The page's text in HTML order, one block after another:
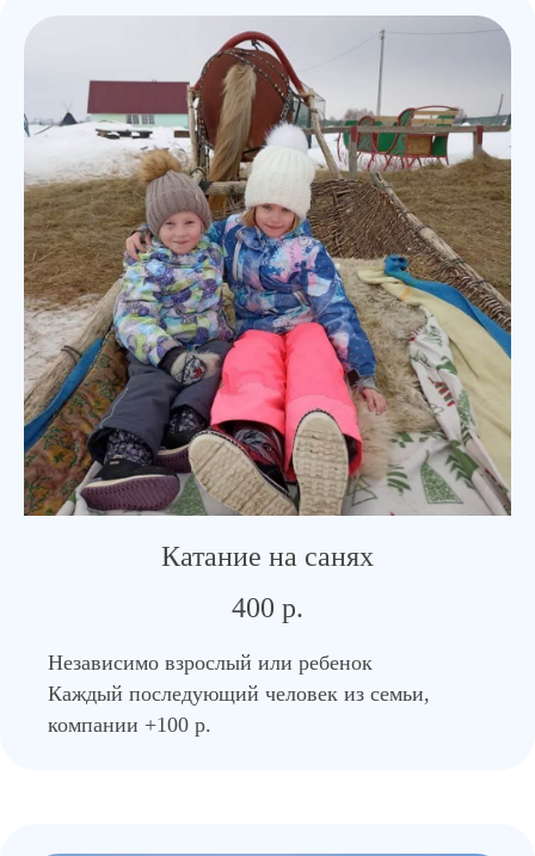
Катание на санях
400 р.
Независимо взрослый или ребенок
Каждый последующий человек из семьи,
компании +100 р.